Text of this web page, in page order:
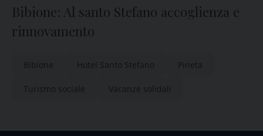
Bibione: Al santo Stefano accoglienza e
rinnovamento
Bibione Hotel Santo Stefano Pineta
Turismo sociale Vacanze solidali